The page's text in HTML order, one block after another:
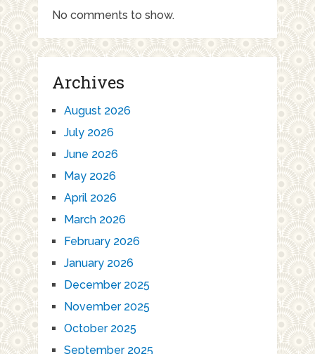
No comments to show.
Archives
August 2026
July 2026
June 2026
May 2026
April 2026
March 2026
February 2026
January 2026
December 2025
November 2025
October 2025
September 2025